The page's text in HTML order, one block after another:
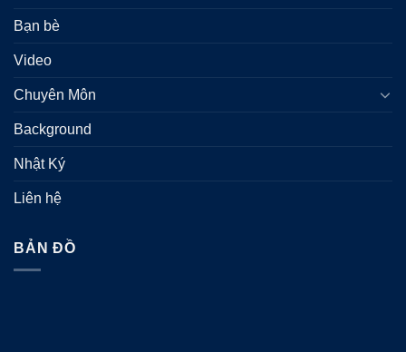
Bạn bè
Video
Chuyên Môn
Background
Nhật Ký
Liên hệ
BẢN ĐỒ